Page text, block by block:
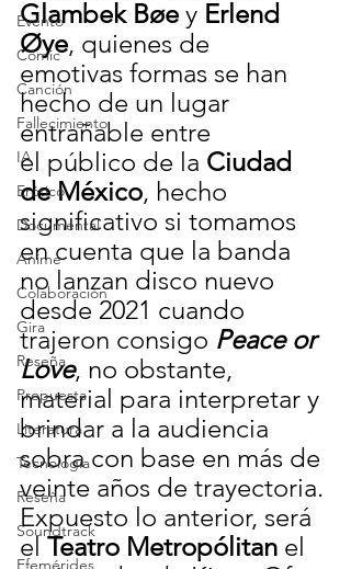
Evento
Cómic
Canción
Fallecimiento
IA
Erótico
Documental
Anime
Colaboración
Gira
Reseña
Propuesta
Literatura
Tecnología
Reseña
Soundtrack
Efemérides
Glambek Bøe y Erlend
Øye, quienes de
emotivas formas se han
hecho de un lugar
entrañable entre
el público de la Ciudad
de México, hecho
significativo si tomamos
en cuenta que la banda
no lanzan disco nuevo
desde 2021 cuando
trajeron consigo Peace or
Love, no obstante,
material para interpretar y
brindar a la audiencia
sobra con base en más de
veinte años de trayectoria.
Expuesto lo anterior, será
el Teatro Metropólitan el